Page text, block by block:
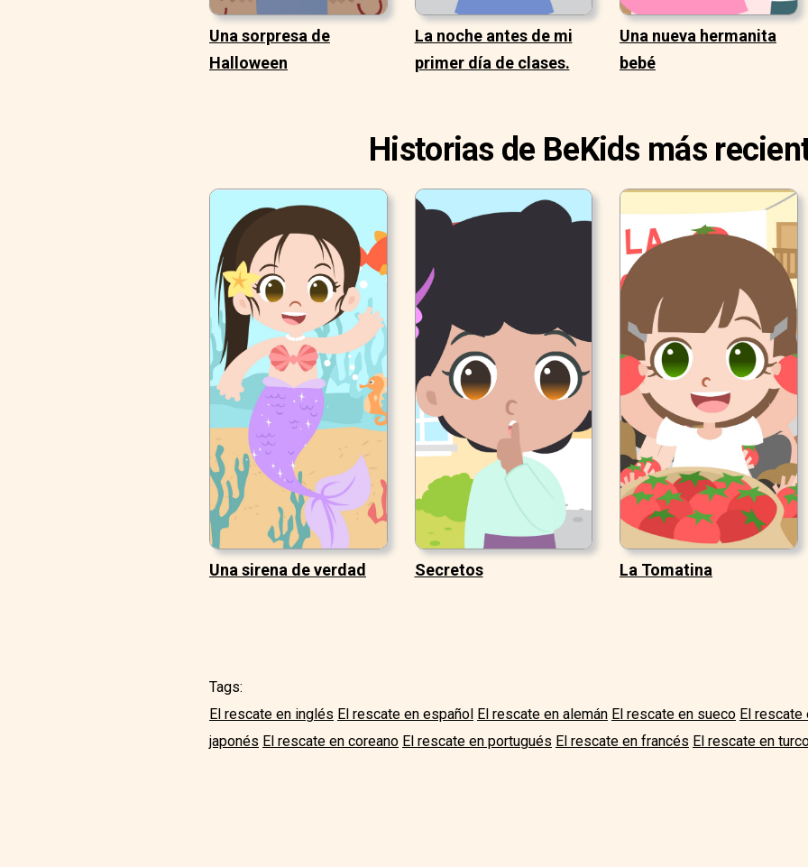
Una sorpresa de
Halloween
La noche antes de mi
primer día de clases.
Una nueva hermanita
bebé
Historias de BeKids más
Una sirena de verdad Secretos La Tomatina
Tags:
El rescate en inglés El rescate en español El rescate en alemán El rescate en sueco El rescate
japonés El rescate en coreano El rescate en portugués El rescate en francés El rescate en